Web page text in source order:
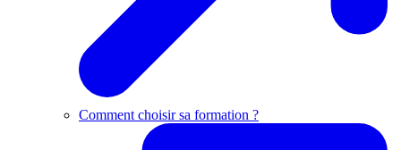
Comment choisir sa formation ?